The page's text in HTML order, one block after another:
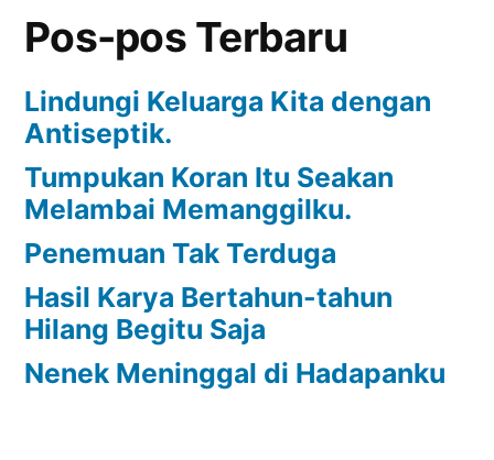
Pos-pos Terbaru
Lindungi Keluarga Kita dengan
Antiseptik.
Tumpukan Koran Itu Seakan
Melambai Memanggilku.
Penemuan Tak Terduga
Hasil Karya Bertahun-tahun
Hilang Begitu Saja
Nenek Meninggal di Hadapanku